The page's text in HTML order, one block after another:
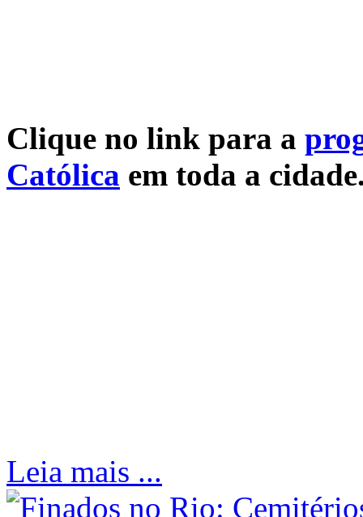
Clique no link para a
Católica em toda a
Leia mais ...